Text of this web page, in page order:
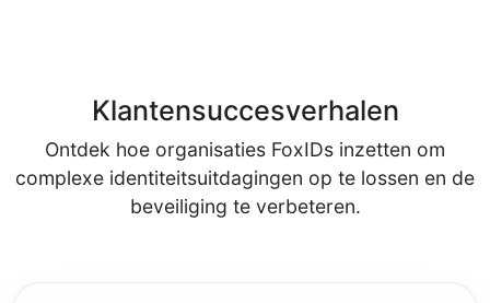
- of auth client-side, server-side of
onbekend is
- of dit een nieuwe of bestaande applicatie
is
Klantensuccesverhalen
Ontdek hoe organisaties FoxIDs inzetten om
complexe identiteitsuitdagingen op te lossen en de
beveiliging te verbeteren.